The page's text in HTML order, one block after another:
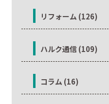
リフォーム (126)
ハルク通信 (109)
コラム (16)